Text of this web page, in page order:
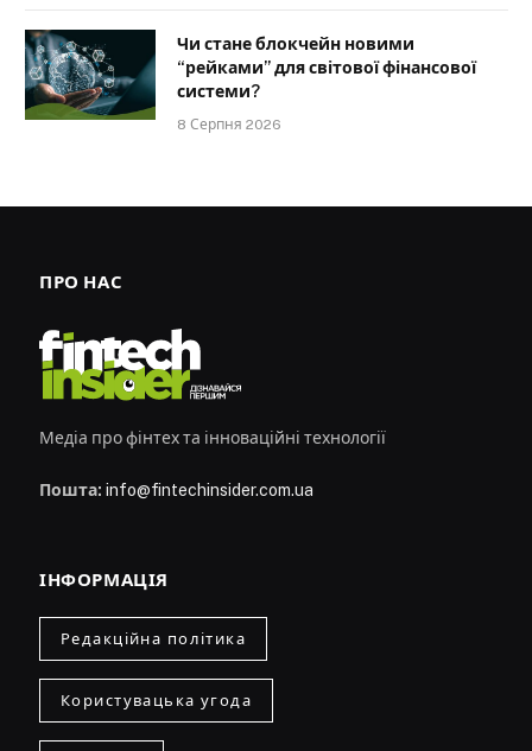
Чи стане блокчейн новими
“рейками” для світової фінансової
системи?
8 Серпня 2026
ПРО НАС
Медіа про фінтех та інноваційні технології
Пошта: info@fintechinsider.com.ua
ІНФОРМАЦІЯ
Редакційна політика
Користувацька угода